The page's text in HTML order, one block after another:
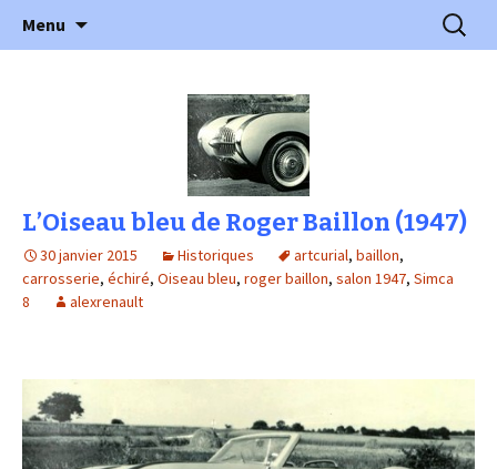
l'Automobile Ancienne
l'automobile ancienne : articles, historiques
…
Menu
L’Oiseau bleu de Roger Baillon (1947)
30 janvier 2015 Historiques artcurial, baillon,
carrosserie, échiré, Oiseau bleu, roger baillon, salon 1947, Simca
8
alexrenault